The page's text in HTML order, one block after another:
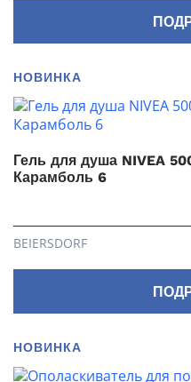
НОВИНКА
Гель для душа NIVEA
Карамболь 6
BEIERSDORF
НОВИНКА